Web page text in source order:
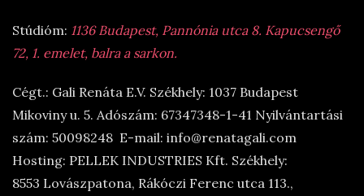
Stúdióm: 1136 Budapest, Pannónia utca 8. Kapucsengő
72, 1. emelet, balra a sarkon.
Cégt.: Gali Renáta E.V. Székhely: 1037 Budapest
Mikoviny u. 5. Adószám: 67347348-1-41 Nyilvántartási
szám: 50098248 E-mail: info@renatagali.com
Hosting: PELLEK INDUSTRIES Kft. Székhely:
8553 Lovászpatona, Rákóczi Ferenc utca 113.,